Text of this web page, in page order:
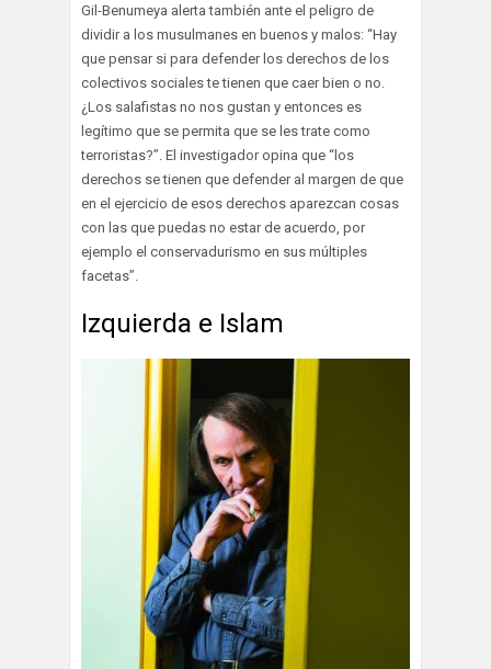
Gil-Benumeya alerta también ante el peligro de
dividir a los musulmanes en buenos y malos: “Hay
que pensar si para defender los derechos de los
colectivos sociales te tienen que caer bien o no.
¿Los salafistas no nos gustan y entonces es
legítimo que se permita que se les trate como
terroristas?”. El investigador opina que “los
derechos se tienen que defender al margen de que
en el ejercicio de esos derechos aparezcan cosas
con las que puedas no estar de acuerdo, por
ejemplo el conservadurismo en sus múltiples
facetas”.
Izquierda e Islam